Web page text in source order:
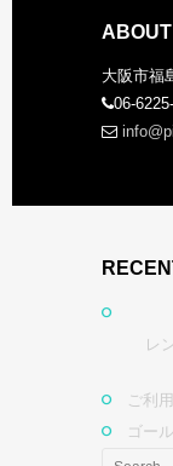
ABOUT
大阪市福
06-
レ
ご利
ゴー